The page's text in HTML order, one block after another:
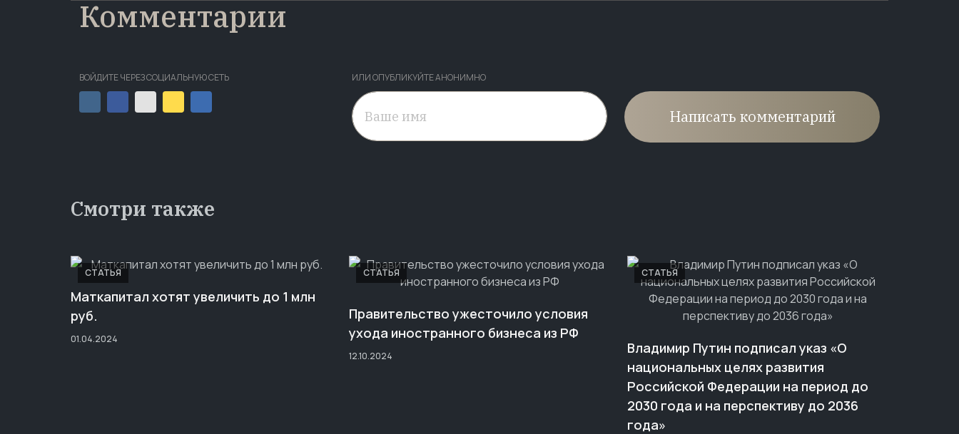
Комментарии
ВОЙДИТЕ ЧЕРЕЗ СОЦИАЛЬНУЮ СЕТЬ ИЛИ ОПУБЛИКУЙТЕ АНОНИМНО
Написать комментарий
Смотри также
СТАТЬЯ
Маткапитал хотят увеличить до 1 млн
руб.
01.04.2024
СТАТЬЯ
Правительство ужесточило условия
ухода иностранного бизнеса из РФ
12.10.2024
СТАТЬЯ
Владимир Путин подписал указ «О
национальных целях развития
Российской Федерации на период до
2030 года и на перспективу до 2036
года»